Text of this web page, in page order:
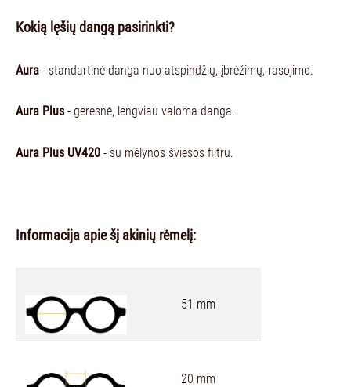
Kokią lęšių dangą pasirinkti?
Aura - standartinė danga nuo atspindžių, įbrėžimų, rasojimo.
Aura Plus- geresnė, lengviau valoma danga.
Aura Plus UV420 - su mėlynos šviesos filtru.
Informacija apie šį akinių rėmelį:
51 mm
20 mm